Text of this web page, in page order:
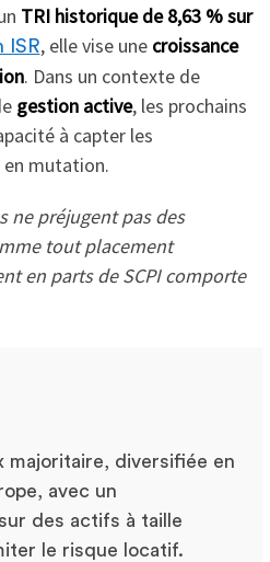
TRI historique de 8,63 % sur
ISR, elle vise une croissance
. Dans un contexte de
gestion active, les prochains
à capter les
mutation.
ne préjugent pas des
tout placement
en parts de SCPI comporte
majoritaire, diversifiée en
avec un
des actifs à taille
le risque locatif.